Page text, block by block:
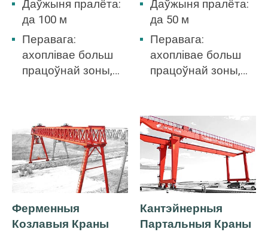
Даўжыня пралёта:
да 100 м
Перавага:
ахоплівае больш
працоўнай зоны,
Даўжыня пралёта:
да 50 м
Перавага:
ахоплівае больш
працоўнай зоны,
Ферменныя
Козлавыя Краны
Кантэйнерныя
Партальныя Краны